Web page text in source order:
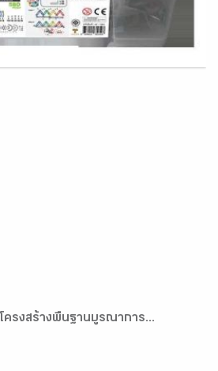
ครงสร้างพื้นฐานบูรณาการ...